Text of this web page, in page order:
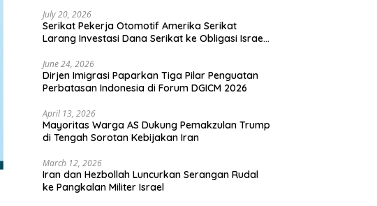
July 20, 2026
Serikat Pekerja Otomotif Amerika Serikat
Larang Investasi Dana Serikat ke Obligasi Israel,
June 24, 2026
Dirjen Imigrasi Paparkan Tiga Pilar Penguatan
Perbatasan Indonesia di Forum DGICM 2026
April 13, 2026
Mayoritas Warga AS Dukung Pemakzulan Trump
di Tengah Sorotan Kebijakan Iran
March 12, 2026
Iran dan Hezbollah Luncurkan Serangan Rudal
ke Pangkalan Militer Israel